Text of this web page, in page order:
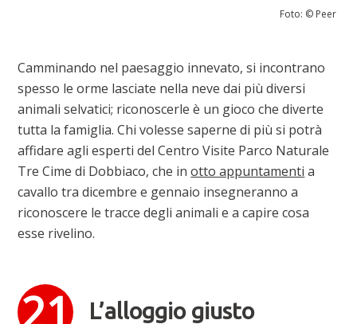
Foto: © Peer
Camminando nel paesaggio innevato, si incontrano
spesso le orme lasciate nella neve dai più diversi
animali selvatici; riconoscerle è un gioco che diverte
tutta la famiglia. Chi volesse saperne di più si potrà
affidare agli esperti del Centro Visite Parco Naturale
Tre Cime di Dobbiaco, che inotto appuntamenti a
cavallo tra dicembre e gennaio insegneranno a
riconoscere le tracce degli animali e a capire cosa
esse rivelino.
L’alloggio giusto